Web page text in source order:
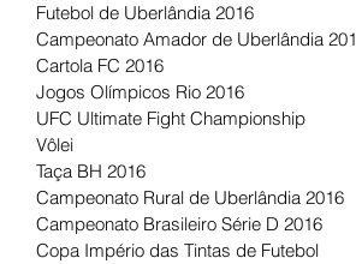
Futebol de Uberlândia 2016
Campeonato Amador de Uberlândia 201
Cartola FC 2016
Jogos Olímpicos Rio 2016
UFC Ultimate Fight Championship
Vôlei
Taça BH 2016
Campeonato Rural de Uberlândia 2016
Campeonato Brasileiro Série D 2016
Copa Império das Tintas de Futebol